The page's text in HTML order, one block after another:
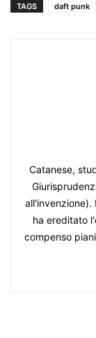
TAGS daft punk
Catanese,
ha ereditato
compenso